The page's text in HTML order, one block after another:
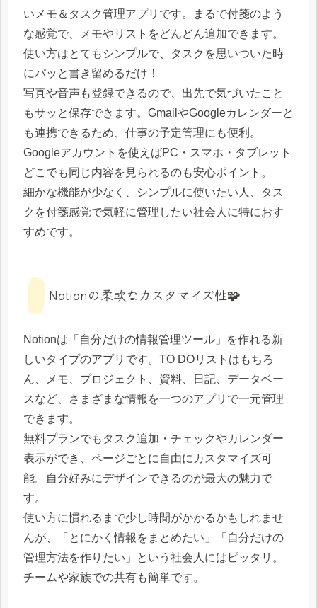
いメモ＆タスク管理アプリです。まるで付箋のよう
な感覚で、メモやリストをどんどん追加できます。
使い方はとてもシンプルで、タスクを思いついた時
にパッと書き留めるだけ！
写真や音声も登録できるので、出先で気づいたこと
もサッと保存できます。GmailやGoogleカレンダーと
も連携できるため、仕事の予定管理にも便利。
Googleアカウントを使えばPC・スマホ・タブレット
どこでも同じ内容を見られるのも安心ポイント。
細かな機能が少なく、シンプルに使いたい人、タス
クを付箋感覚で気軽に管理したい社会人に特におす
すめです。
Notionの柔軟なカスタマイズ性🧩
Notionは「自分だけの情報管理ツール」を作れる新
しいタイプのアプリです。TO DOリストはもちろ
ん、メモ、プロジェクト、資料、日記、データベー
スなど、さまざまな情報を一つのアプリで一元管理
できます。
無料プランでもタスク追加・チェックやカレンダー
表示ができ、ページごとに自由にカスタマイズ可
能。自分好みにデザインできるのが最大の魅力で
す。
使い方に慣れるまで少し時間がかかるかもしれませ
んが、「とにかく情報をまとめたい」「自分だけの
管理方法を作りたい」という社会人にはピッタリ。
チームや家族での共有も簡単です。